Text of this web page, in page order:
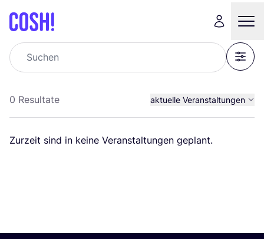
Suchen
Filter
0 Resultate aktuelle Veranstaltungen
All Veranstaltungen
Zur­zeit sind in kei­ne Ver­an­stal­tun­gen geplant.